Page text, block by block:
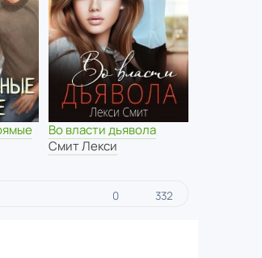
Во власти дьявола
Смит Лекси
0 332